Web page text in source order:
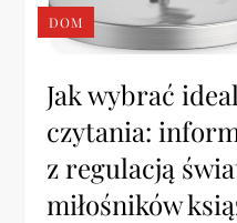
DOM
Jak wybrać
czytania:
z regulacją
miłośników